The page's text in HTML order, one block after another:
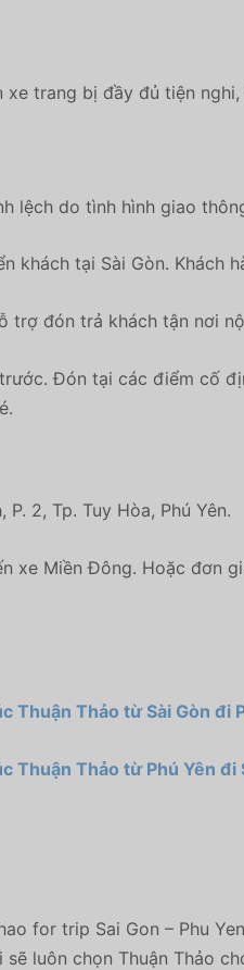
trang bị đầy đủ tiện
lệch do tình hình giao
khách tại Sài Gòn.
trợ đón trả khách tận nơi
Đón tại các điểm cố
2, Tp. Tuy Hòa, Phú Yên.
xe Miền Đông. Hoặc đơn
Thuận Thảo từ Sài Gòn đi
Thuận Thảo từ Phú Yên đi
for trip Sai Gon – Phu
luôn chọn Thuận Thảo